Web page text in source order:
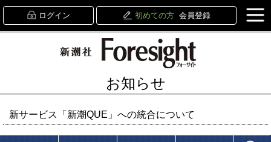
ログイン 初めての方 会員登録
お知らせ
新サービス「新潮QUE」への統合について